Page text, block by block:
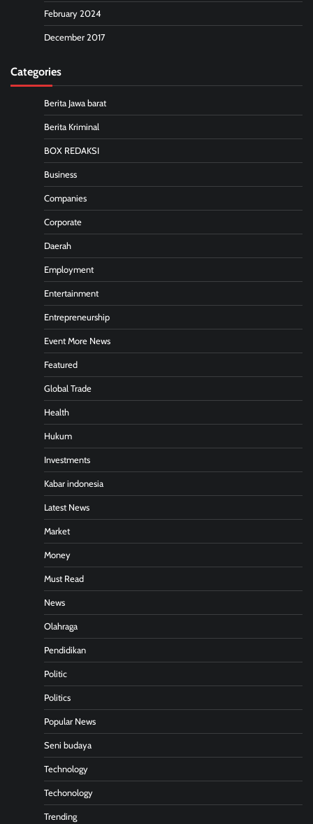
February 2024
December 2017
Categories
Berita Jawa barat
Berita Kriminal
BOX REDAKSI
Business
Companies
Corporate
Daerah
Employment
Entertainment
Entrepreneurship
Event More News
Featured
Global Trade
Health
Hukum
Investments
Kabar indonesia
Latest News
Market
Money
Must Read
News
Olahraga
Pendidikan
Politic
Politics
Popular News
Seni budaya
Technology
Techonology
Trending